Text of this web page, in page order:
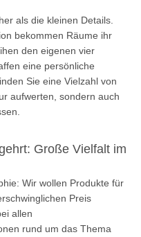
als die kleinen Details.
bekommen Räume ihr
den eigenen vier
eine persönliche
Sie eine Vielzahl von
aufwerten, sondern auch
Große Vielfalt im
Wir wollen Produkte für
Preis
allen
rund um das Thema